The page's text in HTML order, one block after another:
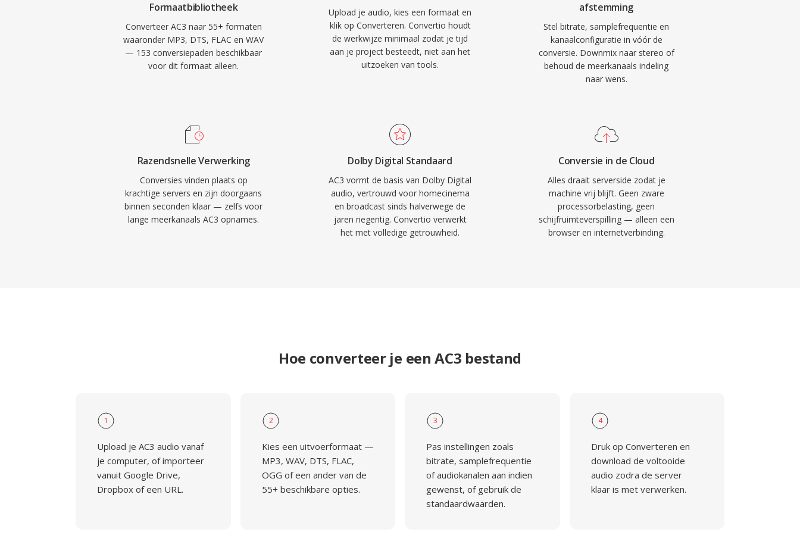
Formaatbibliotheek
Converteer AC3 naar 55+ formaten
waaronder MP3, DTS, FLAC en WAV
— 153 conversiepaden beschikbaar
voor dit formaat alleen.
Upload je audio, kies een formaat en
klik op Converteren. Convertio houdt
de werkwijze minimaal zodat je tijd
aan je project besteedt, niet aan het
uitzoeken van tools.
afstemming
Stel bitrate, samplefrequentie en
kanaalconfiguratie in vóór de
conversie. Downmix naar stereo of
behoud de meerkanaals indeling
naar wens.
Razendsnelle Verwerking
Conversies vinden plaats op
krachtige servers en zijn doorgaans
binnen seconden klaar — zelfs voor
lange meerkanaals AC3 opnames.
Dolby Digital Standaard
AC3 vormt de basis van Dolby Digital
audio, vertrouwd voor homecinema
en broadcast sinds halverwege de
jaren negentig. Convertio verwerkt
het met volledige getrouwheid.
Conversie in de Cloud
Alles draait serverside zodat je
machine vrij blijft. Geen zware
processorbelasting, geen
schijfruimteverspilling — alleen een
browser en internetverbinding.
Hoe converteer je een AC3 bestand
1
Upload je AC3 audio vanaf
je computer, of importeer
vanuit Google Drive,
Dropbox of een URL.
2
Kies een uitvoerformaat —
MP3, WAV, DTS, FLAC,
OGG of een ander van de
55+ beschikbare opties.
3
Pas instellingen zoals
bitrate, samplefrequentie
of audiokanalen aan indien
gewenst, of gebruik de
standaardwaarden.
4
Druk op Converteren en
download de voltooide
audio zodra de server
klaar is met verwerken.